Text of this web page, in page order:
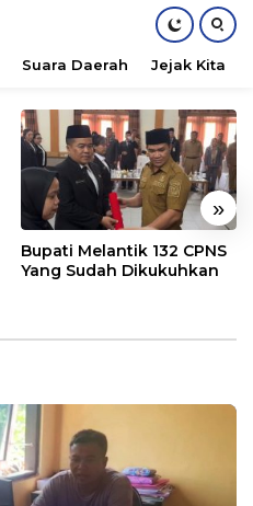
Suara Daerah Jejak Kita
»
Bupati Melantik 132 CPNS
Yang Sudah Dikukuhkan